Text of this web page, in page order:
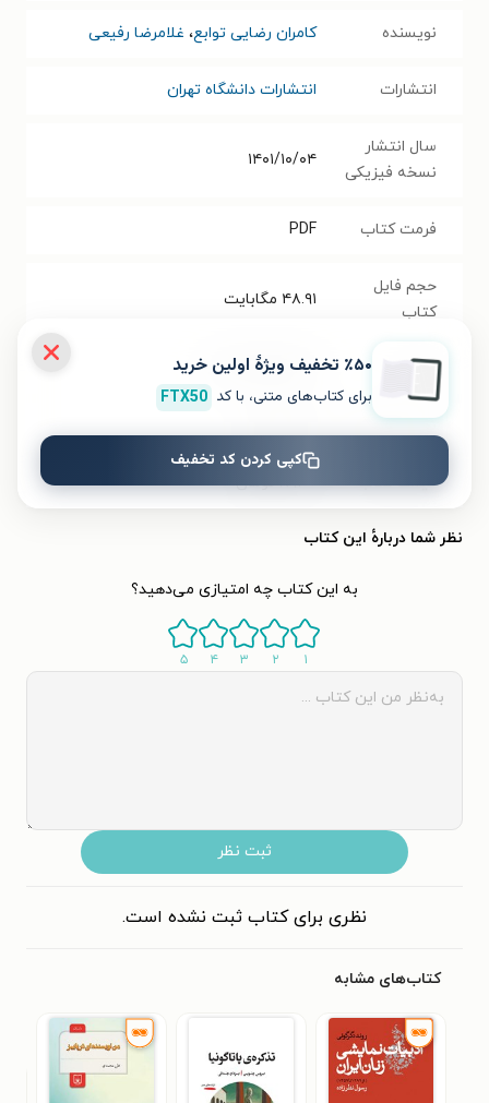
نویسنده کامران رضایی توابع، غلامرضا رفیعی
انتشارات انتشارات دانشگاه تهران
سال انتشار
نسخه فیزیکی
۱۴۰۱/۱۰/۰۴
فرمت کتاب PDF
حجم فایل
کتاب
۴۸.۹۱ مگابایت
شابک ۹۷۸۹۶۴۰۳۶۹۳۱۹
قیمت کتاب ۸۹۱۰۰ تومان
نظر شما دربارهٔ این کتاب
به این کتاب چه امتیازی می‌دهید؟
۱ ۲ ۳ ۴ ۵
ثبت نظر
نظری برای کتاب ثبت نشده است.
کتاب‌های مشابه
٪۵۰ تخفیف ویژۀ اولین خرید
برای کتاب‌های متنی، با کد FTX50
کپی کردن کد تخفیف